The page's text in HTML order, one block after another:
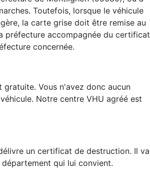
Toutefois, lorsque le véhicule
la carte grise doit être remise au
préfecture accompagnée du certificat
concernée.
Vous n'avez donc aucun
Notre centre VHU agréé est
un certificat de destruction. Il va
qui lui convient.